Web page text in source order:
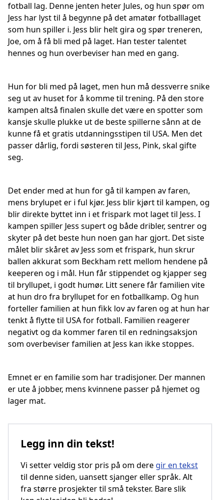
fotball lag. Denne jenten heter Jules, og hun spør om
Jess har lyst til å begynne på det amatør fotballlaget
som hun spiller i. Jess blir helt gira og spør treneren,
Joe, om å få bli med på laget. Han tester talentet
hennes og hun overbeviser han med en gang.
Hun for bli med på laget, men hun må dessverre snike
seg ut av huset for å komme til trening. På den store
kampen altså finalen skulle det være en spotter som
kansje skulle plukke ut de beste spillerne sånn at de
kunne få et gratis utdanningsstipen til USA. Men det
passer dårlig, fordi søsteren til Jess, Pink, skal gifte
seg.
Det ender med at hun for gå til kampen av faren,
mens brylupet er i ful kjør. Jess blir kjørt til kampen, og
blir direkte byttet inn i et frispark mot laget til Jess. I
kampen spiller Jess supert og både dribler, sentrer og
skyter på det beste hun noen gan har gjort. Det siste
målet blir skåret av Jess som et frispark, hun skrur
ballen akkurat som Beckham rett mellom hendene på
keeperen og i mål. Hun får stippendet og kjapper seg
til bryllupet, i godt humør. Litt senere får familien vite
at hun dro fra bryllupet for en fotballkamp. Og hun
forteller familien at hun fikk lov av faren og at hun har
tenkt å flytte til USA for fotball. Familien reagerer
negativt og da kommer faren til en redningsaksjon
som overbeviser familien at Jess kan ikke stoppes.
Emnet er en familie som har tradisjoner. Der mannen
er ute å jobber, mens kvinnene passer på hjemet og
lager mat.
Legg inn din tekst!
Vi setter veldig stor pris på om dere gir en tekst
til denne siden, uansett sjanger eller språk. Alt
fra større prosjekter til små tekster. Bare slik